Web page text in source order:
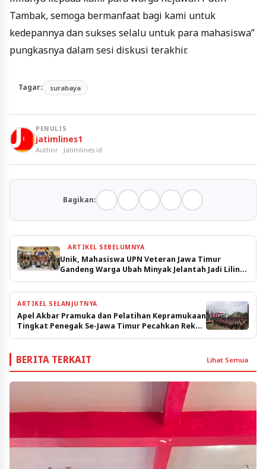
Tambak, semoga bermanfaat bagi kami untuk
kedepannya dan sukses selalu untuk para mahasiswa”
pungkasnya dalam sesi diskusi terakhir.
Tagar: surabaya
PENULIS
jatimlines1
Author · Jatimlines.id
Bagikan:
ARTIKEL SEBELUMNYA
Unik, Mahasiswa UPN Veteran Jawa Timur
Gandeng Warga Ubah Minyak Jelantah Jadi Lilin
Aromaterapi
ARTIKEL SELANJUTNYA
Apel Akbar Pramuka dan Pelatihan Kepramukaan
Tingkat Penegak Se-Jawa Timur Pecahkan Rekor
MURI
BERITA TERKAIT Lihat Semua